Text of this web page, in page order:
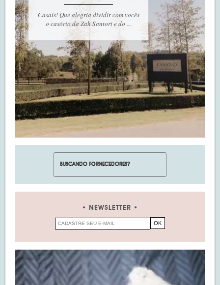
Casais! Que alegria dividir com vocês
o casório da Zah Santori e do ...
NEWSLETTER